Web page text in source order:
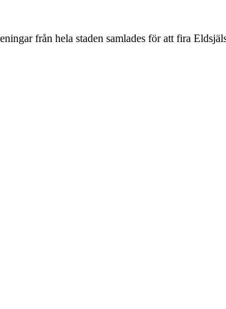
från hela staden samlades för att fira